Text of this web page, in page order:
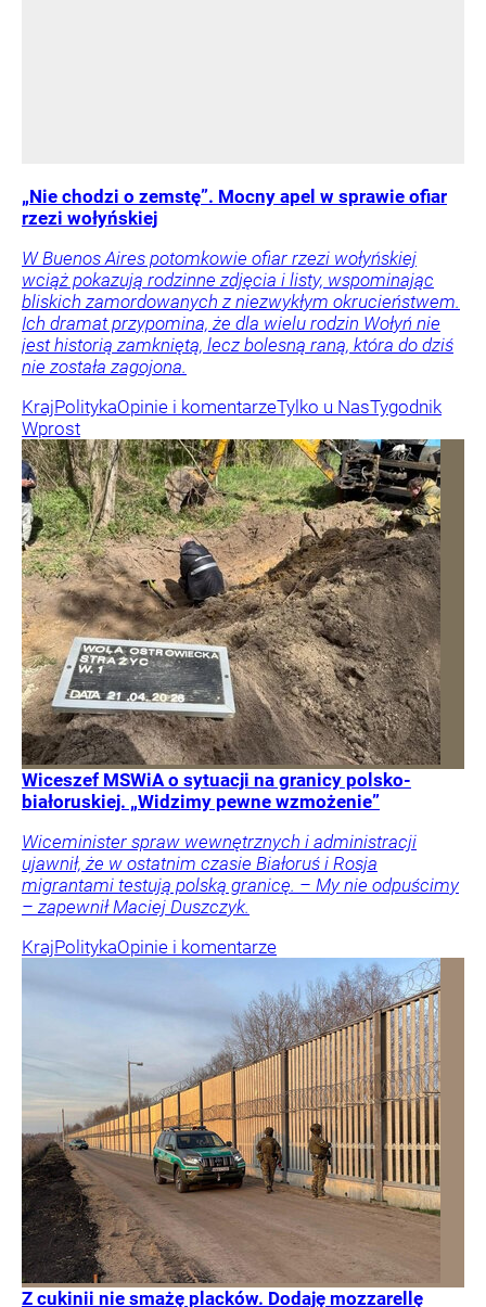
„Nie chodzi o zemstę”. Mocny apel w sprawie ofiar
rzezi wołyńskiej
W Buenos Aires potomkowie ofiar rzezi wołyńskiej
wciąż pokazują rodzinne zdjęcia i listy, wspominając
bliskich zamordowanych z niezwykłym okrucieństwem.
Ich dramat przypomina, że dla wielu rodzin Wołyń nie
jest historią zamkniętą, lecz bolesną raną, która do dziś
nie została zagojona.
KrajPolitykaOpinie i komentarzeTylko u NasTygodnik
Wprost
Wiceszef MSWiA o sytuacji na granicy polsko-
białoruskiej. „Widzimy pewne wzmożenie”
Wiceminister spraw wewnętrznych i administracji
ujawnił, że w ostatnim czasie Białoruś i Rosja
migrantami testują polską granicę. – My nie odpuścimy
– zapewnił Maciej Duszczyk.
KrajPolitykaOpinie i komentarze
Z cukinii nie smażę placków. Dodaję mozzarellę